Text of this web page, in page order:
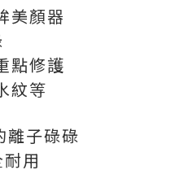
美顏器
點修護
紋等
離子碌碌
用